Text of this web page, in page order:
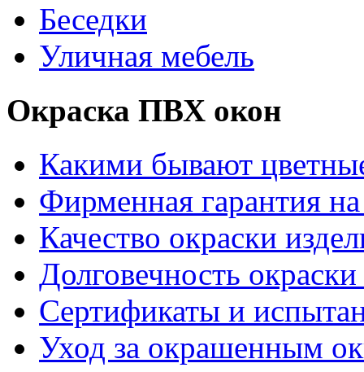
Беседки
Уличная мебель
Окраска ПВХ окон
Какими бывают
Фирменная гарантия
Качество окраски
Долговечность
Сертификаты и
Уход за окрашенным